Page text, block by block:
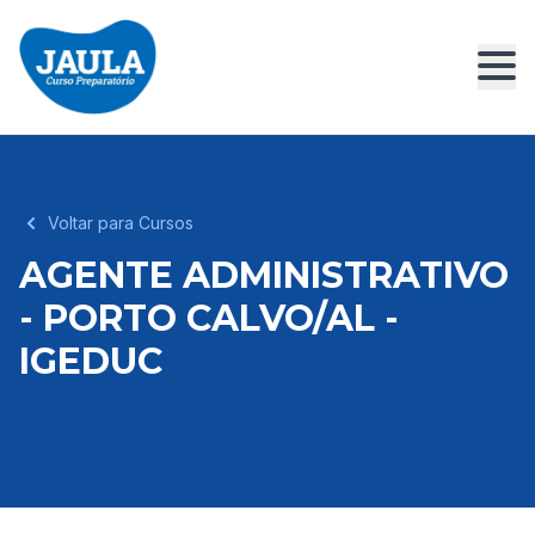
Voltar para Cursos
AGENTE ADMINISTRATIVO
- PORTO CALVO/AL -
IGEDUC